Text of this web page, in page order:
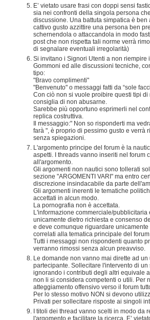
E’ vietato usare frasi con doppi sensi
sia nei confronti della singola persona
discussione. Una battuta simpatica è ben
cattivo gusto azzittire una persona ben
schernendola o attaccandola in modo
post che non rispetta tali norme verrà
di segnalare eventuali irregolarità)
Si invitano i Signori Utenti a non riempire
Gommoni ed alle discussioni tecniche,
tipo:
"Bravo complimenti"
"Benvenuto" o messaggi fatti da “sole
Con ciò non si vuole proibire questi tipi di
consiglia di non abusarne.
Sarebbe più opportuno esprimerli nel
replica costruttiva.
Il messaggio:" Non so risponderti ma
farà ", è proprio di pessimo gusto e verrà
senza spiegazioni.
L'argomento principe del forum è la
aspetti. I threads vanno inseriti nel forum
all'argomento.
Gli argomenti non nautici sono tollerati
sezione "ARGOMENTI VARI" ma entro
discrezione insindacabile da parte
Gli argomenti inerenti le tematiche
accettati in alcun modo.
La pornografia non è accettata.
L'informazione commerciale/pubblicitaria
unicamente dietro richiesta e consenso
e deve comunque riguardare unicamente
correlati alla tematica principale del forum
Tutti i messaggi non rispondenti quanto
verranno rimossi senza alcun preavviso.
Le domande non vanno mai dirette ad un
partecipante. Sollecitare l'intervento di un
ignorando i contributi degli altri equivale
non li si considera competenti o utili. Per
atteggiamento offensivo verso il forum
Per lo stesso motivo NON si devono
Privati per sollecitare risposte ai singoli
I titoli dei thread vanno scelti in modo da
l'argomento e facilitare la ricerca. E’